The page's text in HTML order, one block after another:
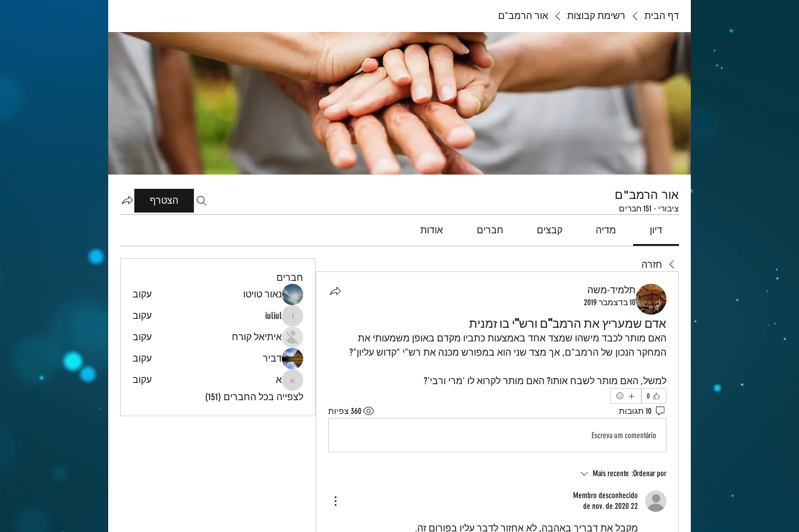
דף הבית רשימת קבוצות אור הרמב"ם
אור הרמב"ם
ציבורי · 151 חברים
הצטרף
דיון מדיה קבצים חברים אודות
חזרה
תלמיד-משה
10 בדצמבר 2019
אדם שמעריץ את הרמב"ם ורש"י בו זמנית
המחקר הנכון של הרמב"ם, אך מצד שני הוא במפורש מכנה את רש"י "קדוש עליון"?
למשל, האם מותר לשבח אותו? האם מותר לקרוא לו 'מרי ורבי'?
0
10 תגובות 360 צפיות
Escreva um comentário
Ordenar por:
Mais recente
Membro desconhecido
22 de nov. de 2020
מקבל את דבריך באהבה, לא אחזור לדבר עליו בפורום זה.
חברים
נאור טויטו
עקוב
iuliul
iuliul
עקוב
איתיאל קורח
עקוב
דביר
עקוב
א
עקוב
לצפייה בכל החברים (151)